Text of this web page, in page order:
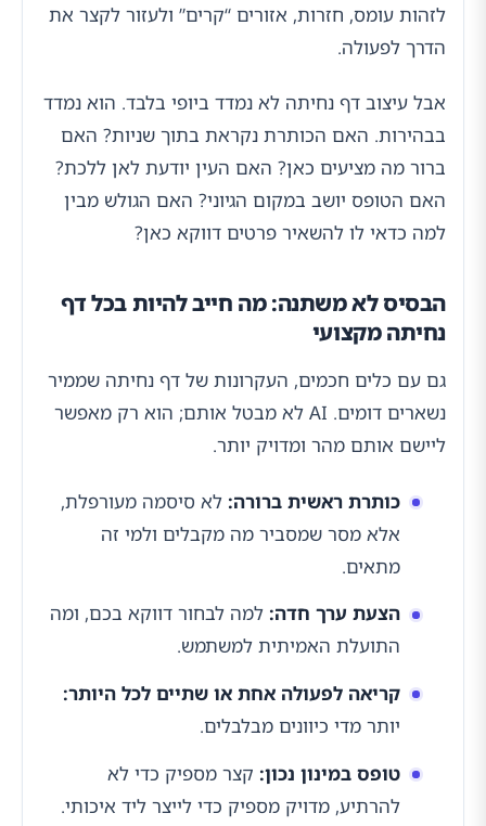
לזהות עומס, חזרות, אזורים “קרים” ולעזור לקצר את
הדרך לפעולה.
אבל עיצוב דף נחיתה לא נמדד ביופי בלבד. הוא נמדד
בבהירות. האם הכותרת נקראת בתוך שניות? האם
ברור מה מציעים כאן? האם העין יודעת לאן ללכת?
האם הטופס יושב במקום הגיוני? האם הגולש מבין
למה כדאי לו להשאיר פרטים דווקא כאן?
הבסיס לא משתנה: מה חייב להיות בכל דף
נחיתה מקצועי
גם עם כלים חכמים, העקרונות של דף נחיתה שממיר
נשארים דומים. AI לא מבטל אותם; הוא רק מאפשר
ליישם אותם מהר ומדויק יותר.
כותרת ראשית ברורה: לא סיסמה מעורפלת,
אלא מסר שמסביר מה מקבלים ולמי זה
מתאים.
הצעת ערך חדה: למה לבחור דווקא בכם, ומה
התועלת האמיתית למשתמש.
קריאה לפעולה אחת או שתיים לכל היותר:
יותר מדי כיוונים מבלבלים.
טופס במינון נכון: קצר מספיק כדי לא
להרתיע, מדויק מספיק כדי לייצר ליד איכותי.